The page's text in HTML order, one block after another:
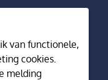
van functionele,
cookies.
melding